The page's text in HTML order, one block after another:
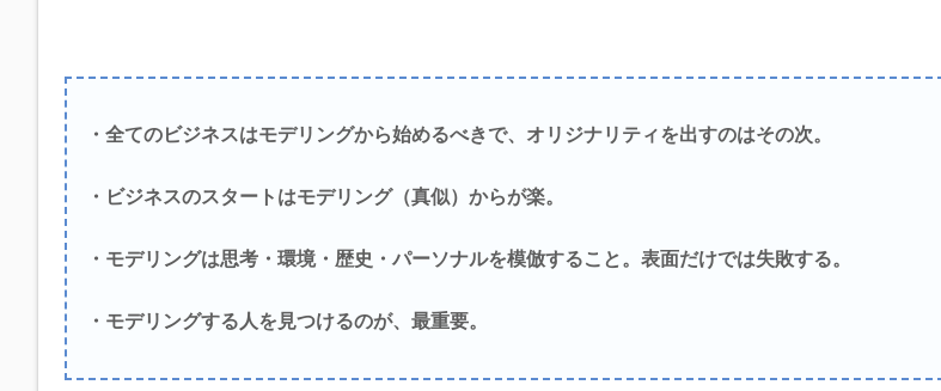
・全てのビジネスはモデリングから始めるべきで、オリジナリティを出すのはその次。
・ビジネスのスタートはモデリング（真似）からが楽。
・モデリングは思考・環境・歴史・パーソナルを模倣すること。表面だけでは失敗する。
・モデリングする人を見つけるのが、最重要。